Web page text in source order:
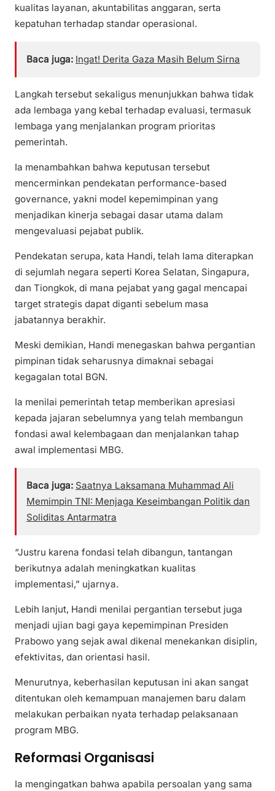
kualitas layanan, akuntabilitas anggaran, serta
kepatuhan terhadap standar operasional.
Baca juga: Ingat! Derita Gaza Masih Belum Sirna
Langkah tersebut sekaligus menunjukkan bahwa tidak
ada lembaga yang kebal terhadap evaluasi, termasuk
lembaga yang menjalankan program prioritas
pemerintah.
Ia menambahkan bahwa keputusan tersebut
mencerminkan pendekatan performance-based
governance, yakni model kepemimpinan yang
menjadikan kinerja sebagai dasar utama dalam
mengevaluasi pejabat publik.
Pendekatan serupa, kata Handi, telah lama diterapkan
di sejumlah negara seperti Korea Selatan, Singapura,
dan Tiongkok, di mana pejabat yang gagal mencapai
target strategis dapat diganti sebelum masa
jabatannya berakhir.
Meski demikian, Handi menegaskan bahwa pergantian
pimpinan tidak seharusnya dimaknai sebagai
kegagalan total BGN.
Ia menilai pemerintah tetap memberikan apresiasi
kepada jajaran sebelumnya yang telah membangun
fondasi awal kelembagaan dan menjalankan tahap
awal implementasi MBG.
Baca juga: Saatnya Laksamana Muhammad Ali
Memimpin TNI: Menjaga Keseimbangan Politik dan
Soliditas Antarmatra
“Justru karena fondasi telah dibangun, tantangan
berikutnya adalah meningkatkan kualitas
implementasi,” ujarnya.
Lebih lanjut, Handi menilai pergantian tersebut juga
menjadi ujian bagi gaya kepemimpinan Presiden
Prabowo yang sejak awal dikenal menekankan disiplin,
efektivitas, dan orientasi hasil.
Menurutnya, keberhasilan keputusan ini akan sangat
ditentukan oleh kemampuan manajemen baru dalam
melakukan perbaikan nyata terhadap pelaksanaan
program MBG.
Reformasi Organisasi
Ia mengingatkan bahwa apabila persoalan yang sama